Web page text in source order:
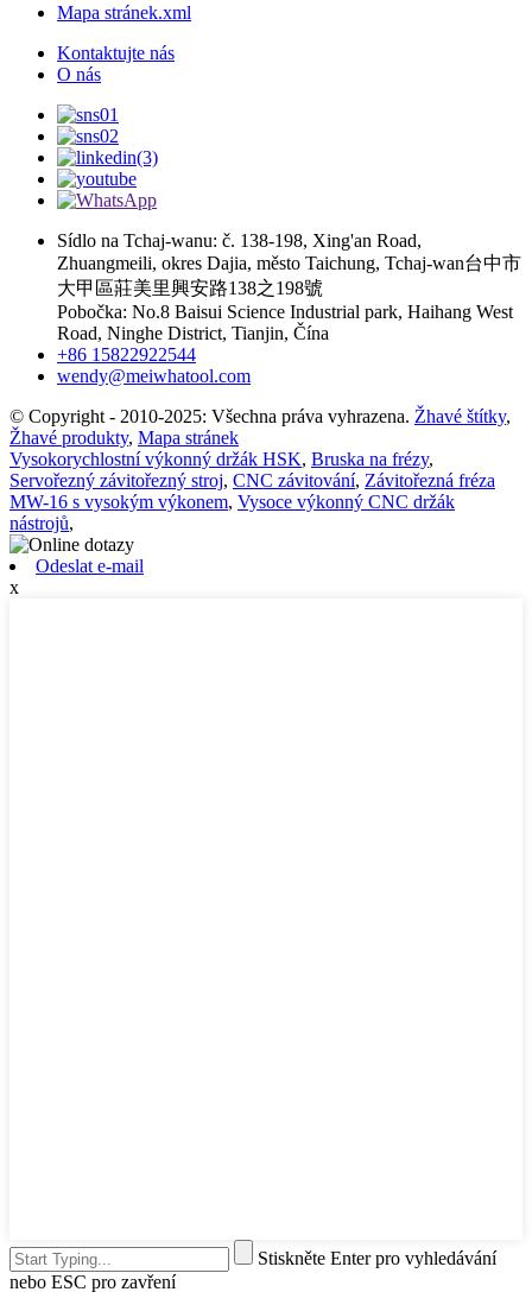
Mapa stránek.xml
Kontaktujte nás
O nás
Sídlo na Tchaj-wanu: č. 138-198, Xing'an Road,
Zhuangmeili, okres Dajia, město Taichung, Tchaj-wan台中市
大甲區莊美里興安路138之198號
Pobočka: No.8 Baisui Science Industrial park, Haihang West
Road, Ninghe District, Tianjin, Čína
+86 15822922544
wendy@meiwhatool.com
© Copyright - 2010-2025: Všechna práva vyhrazena. Žhavé štítky,
Žhavé produkty, Mapa stránek
Vysokorychlostní výkonný držák HSK, Bruska na frézy,
Servořezný závitořezný stroj, CNC závitování, Závitořezná fréza
MW-16 s vysokým výkonem, Vysoce výkonný CNC držák
nástrojů,
Odeslat e-mail
x
Stiskněte Enter pro vyhledávání
nebo ESC pro zavření